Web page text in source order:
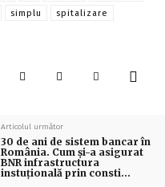
simplu
spitalizare
Articolul următor
30 de ani de sistem bancar în
România. Cum şi-a asigurat
BNR infrastructura
instuţională prin consti…